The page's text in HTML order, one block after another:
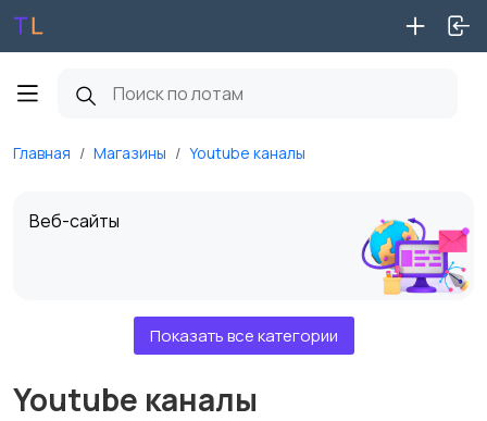
Главная Магазины Youtube каналы
Веб-сайты
Доменные именаПоказать все категории
Youtube каналы